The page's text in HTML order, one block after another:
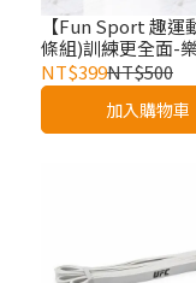
【Fun Sport 趣運
條組)訓練更全面-
彈力帶.彈力圈-3力道
組/MINI BANDS/
狀彈力帶/彈力帶/
阻力環/阻力圈
NT$399NT$500
加入購物車